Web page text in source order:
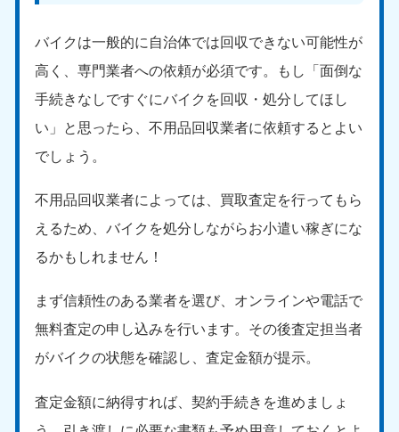
バイクは一般的に自治体では回収できない可能性が
高く、専門業者への依頼が必須です。もし「面倒な
手続きなしですぐにバイクを回収・処分してほし
い」と思ったら、不用品回収業者に依頼するとよい
でしょう。
不用品回収業者によっては、買取査定を行ってもら
えるため、バイクを処分しながらお小遣い稼ぎにな
るかもしれません！
まず信頼性のある業者を選び、オンラインや電話で
無料査定の申し込みを行います。その後査定担当者
がバイクの状態を確認し、査定金額が提示。
査定金額に納得すれば、契約手続きを進めましょ